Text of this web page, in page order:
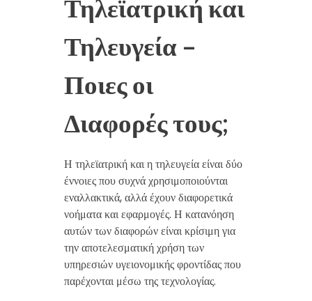
Τηλεϊατρική και
Τηλευγεία –
Ποιες οι
Διαφορές τους;
Η τηλεϊατρική και η τηλευγεία είναι δύο
έννοιες που συχνά χρησιμοποιούνται
εναλλακτικά, αλλά έχουν διαφορετικά
νοήματα και εφαρμογές. Η κατανόηση
αυτών των διαφορών είναι κρίσιμη για
την αποτελεσματική χρήση των
υπηρεσιών υγειονομικής φροντίδας που
παρέχονται μέσω της τεχνολογίας.